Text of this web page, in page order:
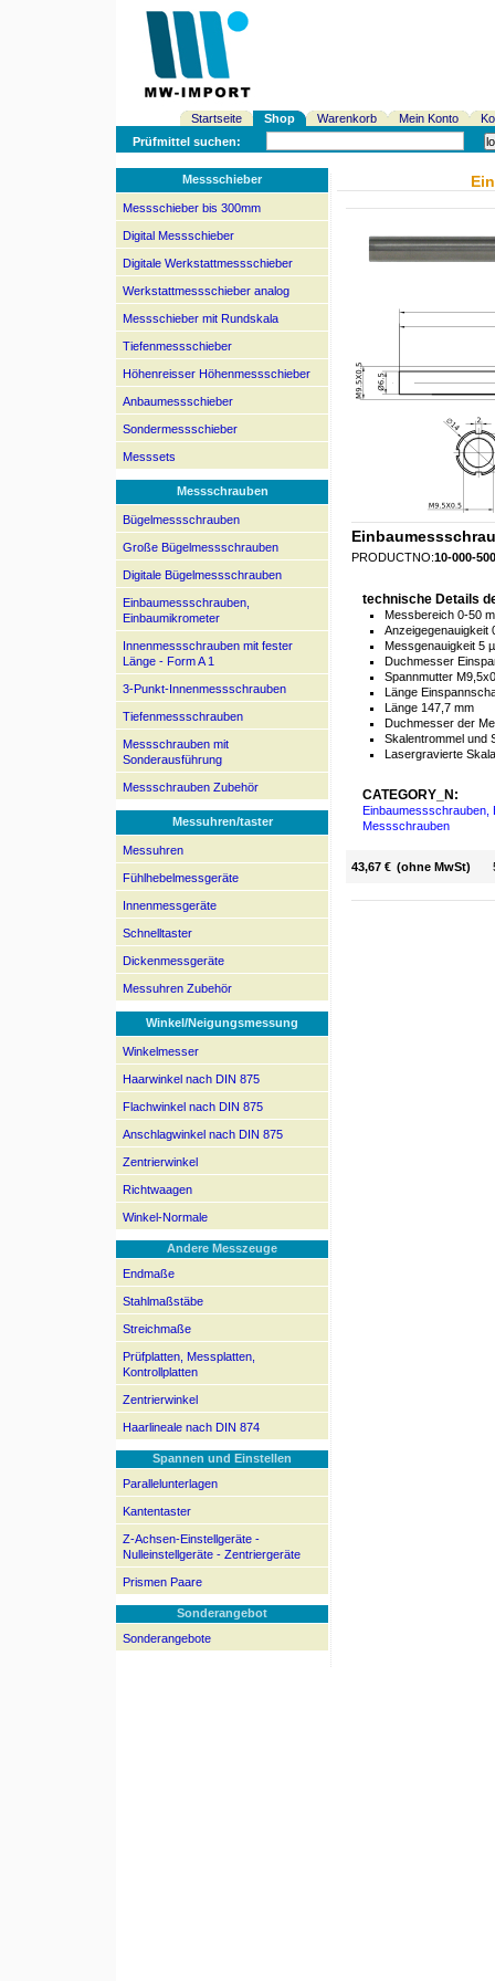
Startseite Shop Warenkorb Mein Konto
Prüfmittel suchen:
Messschieber
Messschieber bis 300mm
Digital Messschieber
Digitale Werkstattmessschieber
Werkstattmessschieber analog
Messschieber mit Rundskala
Tiefenmessschieber
Höhenreisser Höhenmessschieber
Anbaumessschieber
Sondermessschieber
Messsets
Messschrauben
Bügelmessschrauben
Große Bügelmessschrauben
Digitale Bügelmessschrauben
Einbaumessschrauben,
Einbaumikrometer
Innenmessschrauben mit fester
Länge - Form A 1
3-Punkt-Innenmessschrauben
Tiefenmessschrauben
Messschrauben mit
Sonderausführung
Messschrauben Zubehör
Messuhren/taster
Messuhren
Fühlhebelmessgeräte
Innenmessgeräte
Schnelltaster
Dickenmessgeräte
Messuhren Zubehör
Winkel/Neigungsmessung
Winkelmesser
Haarwinkel nach DIN 875
Flachwinkel nach DIN 875
Anschlagwinkel nach DIN 875
Zentrierwinkel
Richtwaagen
Winkel-Normale
Andere Messzeuge
Endmaße
Stahlmaßstäbe
Streichmaße
Prüfplatten, Messplatten,
Kontrollplatten
Zentrierwinkel
Haarlineale nach DIN 874
Spannen und Einstellen
Parallelunterlagen
Kantentaster
Z-Achsen-Einstellgeräte -
Nulleinstellgeräte - Zentriergeräte
Prismen Paare
Sonderangebot
Sonderangebote
PRODUCTNO:10-000-
technische Details
Messbereich 0-50
Anzeigegenauigkeit
Messgenauigkeit 5
Duchmesser
Spannmutter
Länge
Länge 147,7 mm
Duchmesser der
Skalentrommel und
Lasergravierte Skala
CATEGORY_N:
Einbaumessschrauben,
Messschrauben
43,67 € (ohne MwSt)